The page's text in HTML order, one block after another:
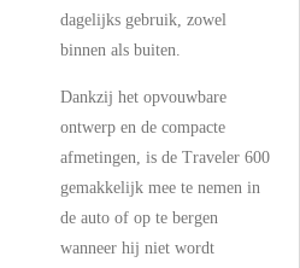
dagelijks gebruik, zowel
binnen als buiten.
Dankzij het opvouwbare
ontwerp en de compacte
afmetingen, is de Traveler 600
gemakkelijk mee te nemen in
de auto of op te bergen
wanneer hij niet wordt